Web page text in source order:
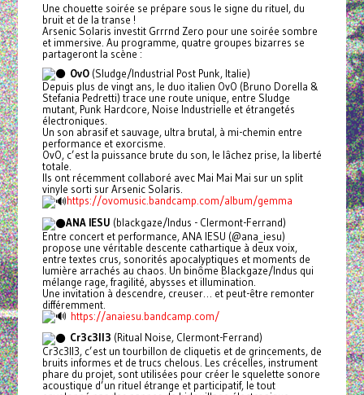
Une chouette soirée se prépare sous le signe du rituel, du
bruit et de la transe !
Arsenic Solaris investit Grrrnd Zero pour une soirée sombre
et immersive. Au programme, quatre groupes bizarres se
partageront la scène :
OvO(Sludge/Industrial Post Punk, Italie)
Depuis plus de vingt ans, le duo italien OvO (Bruno Dorella &
Stefania Pedretti) trace une route unique, entre Sludge
mutant, Punk Hardcore, Noise Industrielle et étrangetés
électroniques.
Un son abrasif et sauvage, ultra brutal, à mi-chemin entre
performance et exorcisme.
OvO, c’est la puissance brute du son, le lâchez prise, la liberté
totale.
Ils ont récemment collaboré avec Mai Mai Mai sur un split
vinyle sorti sur Arsenic Solaris.
https://ovomusic.bandcamp.com/album/gemma
ANA IESU (blackgaze/Indus - Clermont-Ferrand)
Entre concert et performance, ANA IESU (@ana_iesu)
propose une véritable descente cathartique à deux voix,
entre textes crus, sonorités apocalyptiques et moments de
lumière arrachés au chaos. Un binôme Blackgaze/Indus qui
mélange rage, fragilité, abysses et illumination.
Une invitation à descendre, creuser… et peut-être remonter
différemment.
https://anaiesu.bandcamp.com/
Cr3c3ll3 (Ritual Noise, Clermont-Ferrand)
Cr3c3ll3, c’est un tourbillon de cliquetis et de grincements, de
bruits informes et de trucs chelous. Les crécelles, instrument
phare du projet, sont utilisées pour créer le squelette sonore
acoustique d’un rituel étrange et participatif, le tout